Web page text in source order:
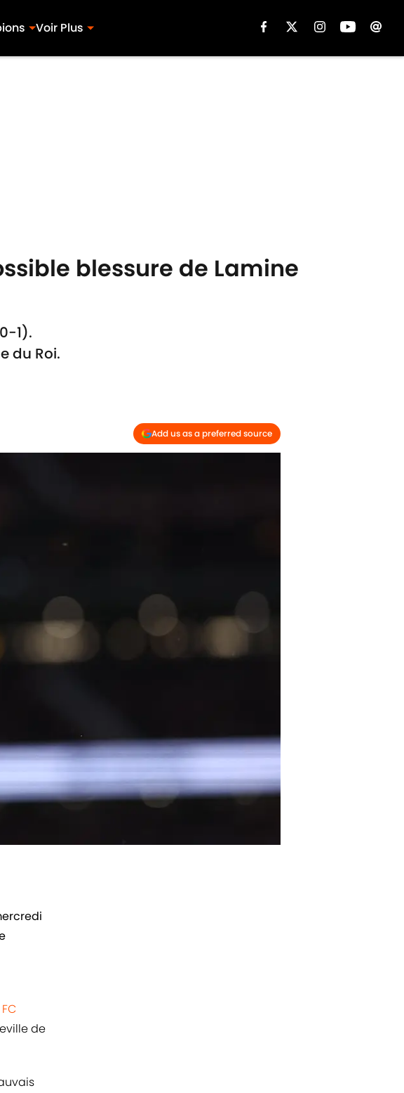
Voir Plus
blessure de Lamine
1).
du Roi.
Add us as a preferred source
FC
de